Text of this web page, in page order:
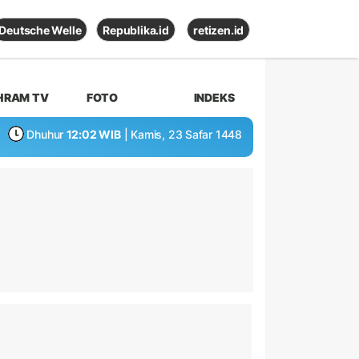
Deutsche Welle Republika.id retizen.id
TV FOTO INDEKS
Dhuhur 12:02 WIB | Kamis, 23 Safar 1448